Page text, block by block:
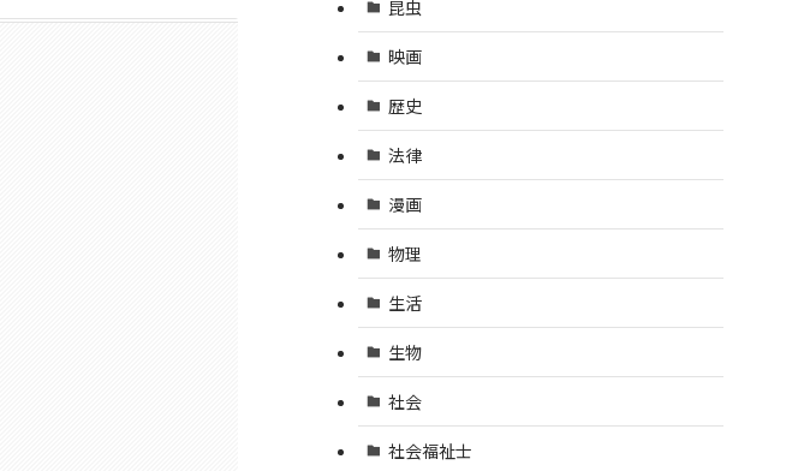
昆虫
映画
歴史
法律
漫画
物理
生活
生物
社会
社会福祉士